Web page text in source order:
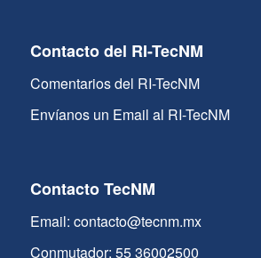
Contacto del RI-TecNM
Comentarios del RI-TecNM
Envíanos un Email al RI-TecNM
Contacto TecNM
Email: contacto@tecnm.mx
Conmutador: 55 36002500